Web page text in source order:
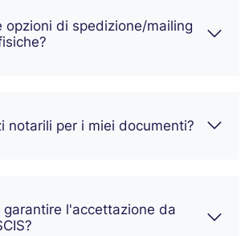
opzioni di spedizione/mailing
notarili per i miei documenti?
garantire l'accettazione da